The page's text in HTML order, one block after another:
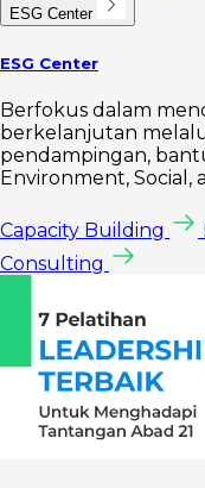
ESG Center
ESG Center
Berfokus dalam
berkelanjutan
pendampingan,
Environment, Social,
Capacity Building
Consulting